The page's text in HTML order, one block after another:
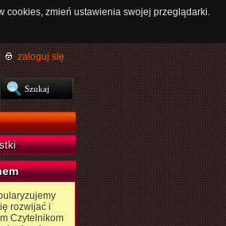
cookies, zmień ustawienia swojej przeglądarki.
zaloguj się
rozwijać i
Czytelnikom